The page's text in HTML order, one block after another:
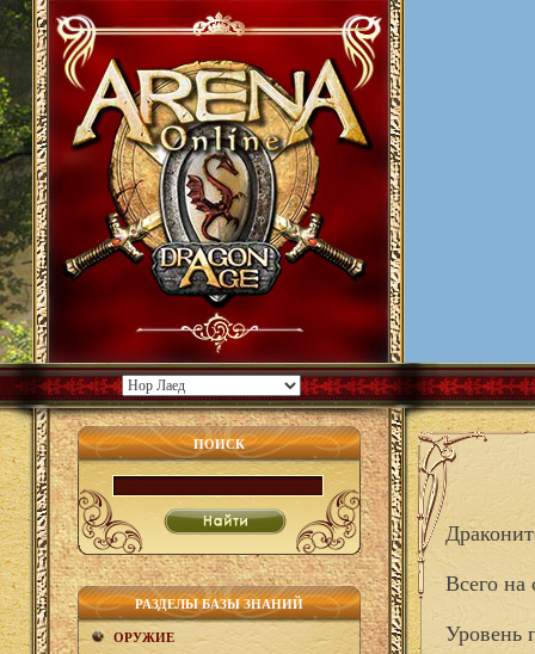
ПОИСК
РАЗДЕЛЫ БАЗЫ ЗНАНИЙ
ОРУЖИЕ
Всего на
Уровень